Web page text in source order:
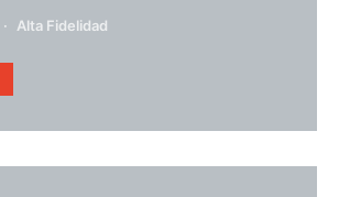
Alta Fidelidad